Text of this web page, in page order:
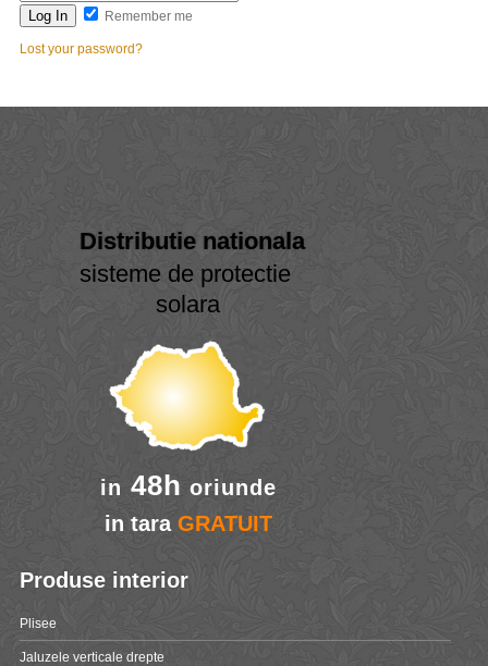
Remember me
Lost your password?
Distributie nationala
sisteme de protectie
solara
in 48h oriunde
in tara GRATUIT
Produse interior
Plisee
Jaluzele verticale drepte